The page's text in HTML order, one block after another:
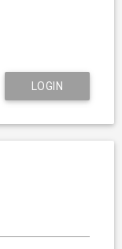
LOGIN